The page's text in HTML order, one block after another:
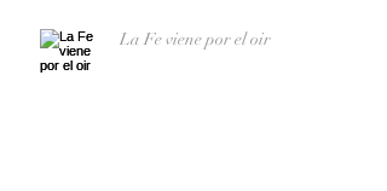
La Fe viene por el oir